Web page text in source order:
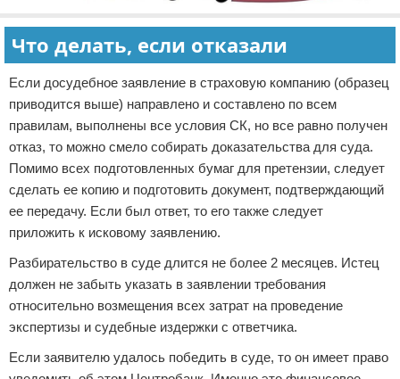
Что делать, если отказали
Если досудебное заявление в страховую компанию (образец
приводится выше) направлено и составлено по всем
правилам, выполнены все условия СК, но все равно получен
отказ, то можно смело собирать доказательства для суда.
Помимо всех подготовленных бумаг для претензии, следует
сделать ее копию и подготовить документ, подтверждающий
ее передачу. Если был ответ, то его также следует
приложить к исковому заявлению.
Разбирательство в суде длится не более 2 месяцев. Истец
должен не забыть указать в заявлении требования
относительно возмещения всех затрат на проведение
экспертизы и судебные издержки с ответчика.
Если заявителю удалось победить в суде, то он имеет право